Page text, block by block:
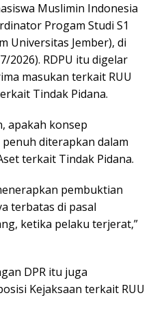
Muslimin Indonesia
Progam Studi S1
Universitas Jember), di
2026). RDPU itu digelar
masukan terkait RUU
Tindak Pidana.
apakah konsep
diterapkan dalam
terkait Tindak Pidana.
pembuktian
terbatas di pasal
ketika pelaku terjerat,”
DPR itu juga
Kejaksaan terkait RUU